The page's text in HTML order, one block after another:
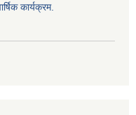
कार्यक्रम.